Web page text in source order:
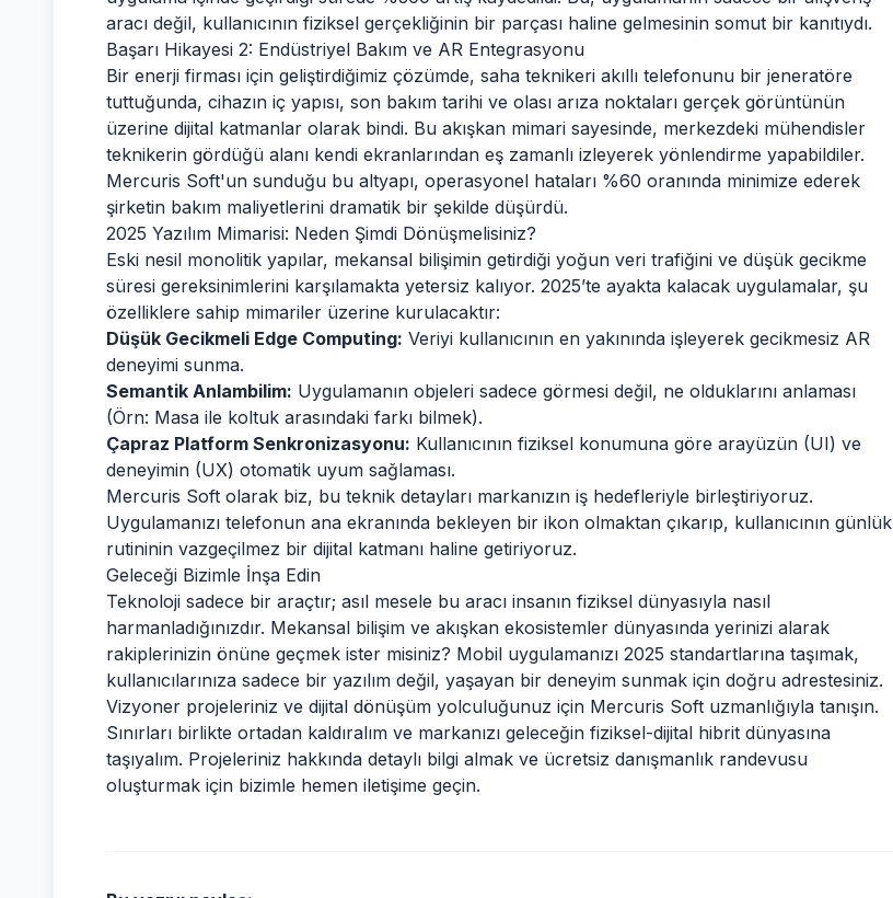
aracı değil, kullanıcının fiziksel gerçekliğinin bir parçası haline gelmesinin somut bir kanıtıydı.
Başarı Hikayesi 2: Endüstriyel Bakım ve AR Entegrasyonu
Bir enerji firması için geliştirdiğimiz çözümde, saha teknikeri akıllı telefonunu bir jeneratöre
tuttuğunda, cihazın iç yapısı, son bakım tarihi ve olası arıza noktaları gerçek görüntünün
üzerine dijital katmanlar olarak bindi. Bu akışkan mimari sayesinde, merkezdeki mühendisler
teknikerin gördüğü alanı kendi ekranlarından eş zamanlı izleyerek yönlendirme yapabildiler.
Mercuris Soft'un sunduğu bu altyapı, operasyonel hataları %60 oranında minimize ederek
şirketin bakım maliyetlerini dramatik bir şekilde düşürdü.
2025 Yazılım Mimarisi: Neden Şimdi Dönüşmelisiniz?
Eski nesil monolitik yapılar, mekansal bilişimin getirdiği yoğun veri trafiğini ve düşük gecikme
süresi gereksinimlerini karşılamakta yetersiz kalıyor. 2025’te ayakta kalacak uygulamalar, şu
özelliklere sahip mimariler üzerine kurulacaktır:
Düşük Gecikmeli Edge Computing: Veriyi kullanıcının en yakınında işleyerek gecikmesiz AR
deneyimi sunma.
Semantik Anlambilim: Uygulamanın objeleri sadece görmesi değil, ne olduklarını anlaması
(Örn: Masa ile koltuk arasındaki farkı bilmek).
Çapraz Platform Senkronizasyonu: Kullanıcının fiziksel konumuna göre arayüzün (UI) ve
deneyimin (UX) otomatik uyum sağlaması.
Mercuris Soft olarak biz, bu teknik detayları markanızın iş hedefleriyle birleştiriyoruz.
Uygulamanızı telefonun ana ekranında bekleyen bir ikon olmaktan çıkarıp, kullanıcının günlük
rutininin vazgeçilmez bir dijital katmanı haline getiriyoruz.
Geleceği Bizimle İnşa Edin
Teknoloji sadece bir araçtır; asıl mesele bu aracı insanın fiziksel dünyasıyla nasıl
harmanladığınızdır. Mekansal bilişim ve akışkan ekosistemler dünyasında yerinizi alarak
rakiplerinizin önüne geçmek ister misiniz? Mobil uygulamanızı 2025 standartlarına taşımak,
kullanıcılarınıza sadece bir yazılım değil, yaşayan bir deneyim sunmak için doğru adrestesiniz.
Vizyoner projeleriniz ve dijital dönüşüm yolculuğunuz için Mercuris Soft uzmanlığıyla tanışın.
Sınırları birlikte ortadan kaldıralım ve markanızı geleceğin fiziksel-dijital hibrit dünyasına
taşıyalım. Projeleriniz hakkında detaylı bilgi almak ve ücretsiz danışmanlık randevusu
oluşturmak için bizimle hemen iletişime geçin.